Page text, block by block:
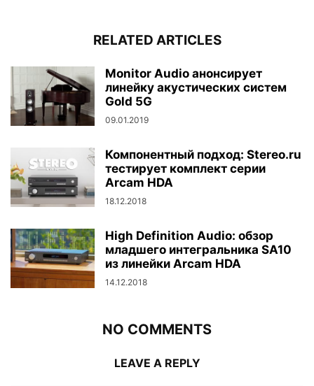
RELATED ARTICLES
Monitor Audio анонсирует
линейку акустических систем
Gold 5G
09.01.2019
Компонентный подход: Stereo.ru
тестирует комплект серии
Arcam HDA
18.12.2018
High Definition Audio: обзор
младшего интегральника SA10
из линейки Arcam HDA
14.12.2018
NO COMMENTS
LEAVE A REPLY